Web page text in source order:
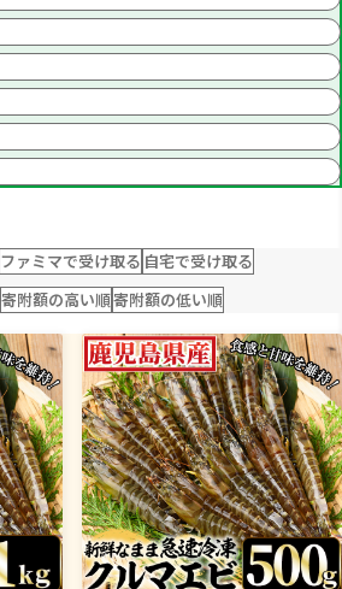
ファミマで受け取る 自宅で受け取る
寄附額の高い順寄附額の低い順